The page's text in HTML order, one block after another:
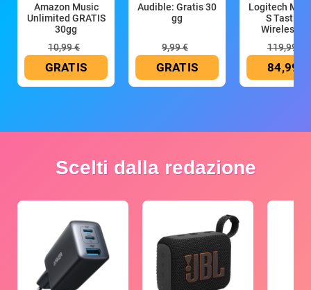
Amazon Music
Unlimited GRATIS
30gg
10,99 €
GRATIS
Audible: Gratis 30
gg
9,99 €
GRATIS
Logitech MX
S Tastiera
Wireless
119,99 €
84,99 €
Scelti dalla redazione